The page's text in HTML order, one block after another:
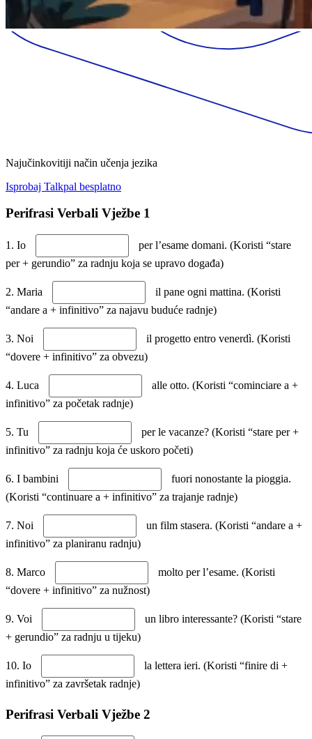
Najučinkovitiji način učenja jezika
Isprobaj Talkpal besplatno
Perifrasi Verbali Vježbe 1
1. Io
per l’esame domani. (Koristi “stare
per + gerundio” za radnju koja se upravo događa)
2. Maria
il pane ogni mattina. (Koristi
“andare a + infinitivo” za najavu buduće radnje)
3. Noi
il progetto entro venerdì. (Koristi
“dovere + infinitivo” za obvezu)
4. Luca
alle otto. (Koristi “cominciare a +
infinitivo” za početak radnje)
5. Tu
per le vacanze? (Koristi “stare per +
infinitivo” za radnju koja će uskoro početi)
6. I bambini
fuori nonostante la pioggia.
(Koristi “continuare a + infinitivo” za trajanje radnje)
7. Noi
un film stasera. (Koristi “andare a +
infinitivo” za planiranu radnju)
8. Marco
molto per l’esame. (Koristi
“dovere + infinitivo” za nužnost)
9. Voi
un libro interessante? (Koristi “stare
+ gerundio” za radnju u tijeku)
10. Io
la lettera ieri. (Koristi “finire di +
infinitivo” za završetak radnje)
Perifrasi Verbali Vježbe 2